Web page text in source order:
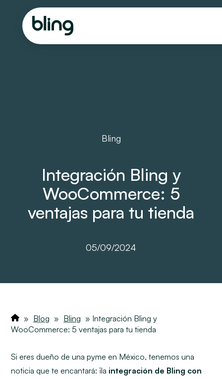
Bling
Integración Bling y
WooCommerce: 5
ventajas para tu tienda
05/09/2024
» Blog » Bling » Integración Bling y
WooCommerce: 5 ventajas para tu tienda
Si eres dueño de una pyme en México, tenemos una
noticia que te encantará: ¡la integración de Bling con